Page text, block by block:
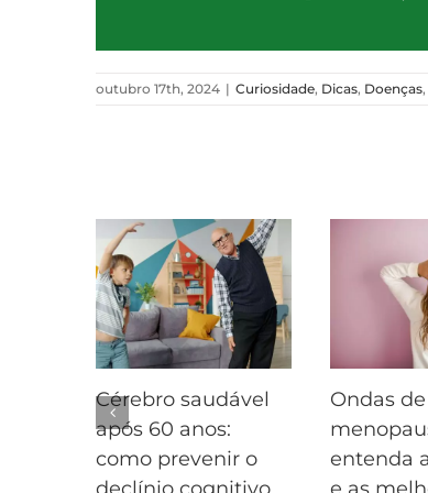
outubro 17th, 2024 | Curiosidade, Dicas, Doenças,
Cérebro saudável
após 60 anos:
como prevenir o
Ondas
entenda